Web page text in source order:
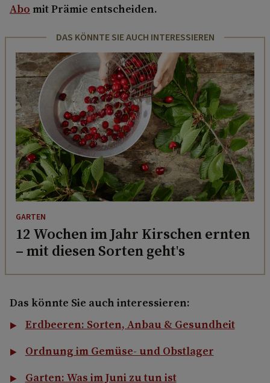
Abo mit Prämie entscheiden.
DAS KÖNNTE SIE AUCH INTERESSIEREN
GARTEN
12 Wochen im Jahr Kirschen ernten
– mit diesen Sorten geht's
Das könnte Sie auch interessieren:
Erdbeeren: Sorten, Anbau & Gesundheit
Ordnung im Gemüse- und Obstlager
Garten: Was im Juni zu tun ist